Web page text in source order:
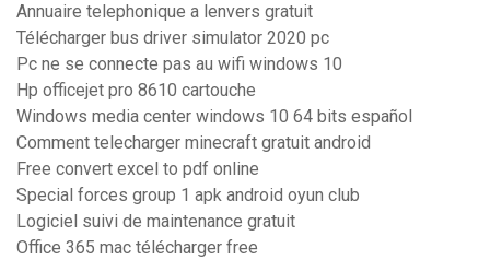
Annuaire telephonique a lenvers gratuit
Télécharger bus driver simulator 2020 pc
Pc ne se connecte pas au wifi windows 10
Hp officejet pro 8610 cartouche
Windows media center windows 10 64 bits español
Comment telecharger minecraft gratuit android
Free convert excel to pdf online
Special forces group 1 apk android oyun club
Logiciel suivi de maintenance gratuit
Office 365 mac télécharger free